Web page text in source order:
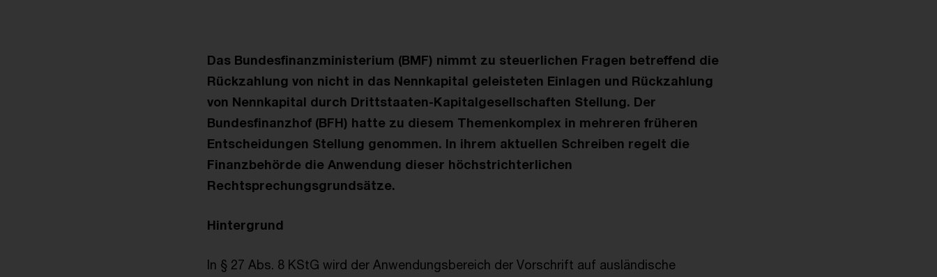
Das Bundesfinanzministerium (BMF) nimmt zu steuerlichen Fragen betreffend die
Rückzahlung von nicht in das Nennkapital geleisteten Einlagen und Rückzahlung
von Nennkapital durch Drittstaaten-Kapitalgesellschaften Stellung. Der
Bundesfinanzhof (BFH) hatte zu diesem Themenkomplex in mehreren früheren
Entscheidungen Stellung genommen. In ihrem aktuellen Schreiben regelt die
Finanzbehörde die Anwendung dieser höchstrichterlichen
Rechtsprechungsgrundsätze.
Hintergrund
In § 27 Abs. 8 KStG wird der Anwendungsbereich der Vorschrift auf ausländische